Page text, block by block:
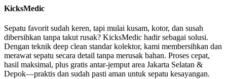
KicksMedic
Sepatu favorit sudah keren, tapi mulai kusam, kotor, dan susah
dibersihkan tanpa takut rusak? KicksMedic hadir sebagai solusi.
Dengan teknik deep clean standar kolektor, kami membersihkan dan
merawat sepatu secara detail tanpa merusak bahan. Proses cepat,
hasil maksimal, plus gratis antar-jemput area Jakarta Selatan &
Depok—praktis dan sudah pasti aman untuk sepatu kesayangan.